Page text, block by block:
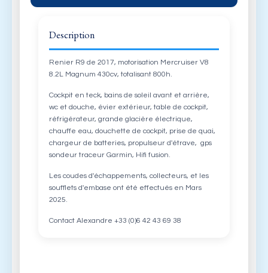
Description
Renier R9 de 2017, motorisation Mercruiser V8
8.2L Magnum 430cv, totalisant 800h.
Cockpit en teck, bains de soleil avant et arrière,
wc et douche, évier extérieur, table de cockpit,
réfrigérateur, grande glacière électrique,
chauffe eau, douchette de cockpit, prise de quai,
chargeur de batteries, propulseur d'étrave, gps
sondeur traceur Garmin, Hifi fusion.
Les coudes d'échappements, collecteurs, et les
soufflets d'embase ont été effectués en Mars
2025.
Contact Alexandre +33 (0)6 42 43 69 38